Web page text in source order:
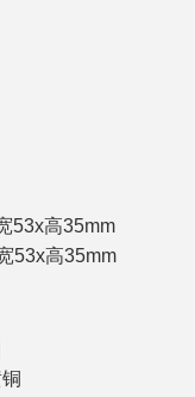
53x高35mm
53x高35mm